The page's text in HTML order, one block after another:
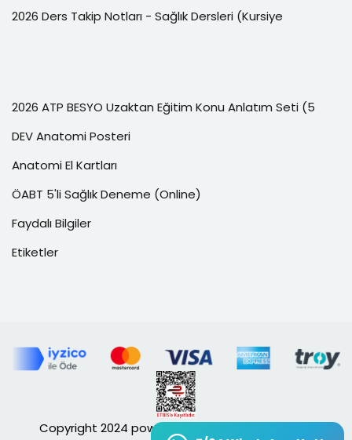
2026 Ders Takip Notları - Sağlık Dersleri (Kursiye
2026 ATP BESYO Uzaktan Eğitim Konu Anlatım Seti (5
DEV Anatomi Posteri
Anatomi El Kartları
ÖABT 5'li Sağlık Deneme (Online)
Faydalı Bilgiler
Etiketler
Copyright 2024 powered by